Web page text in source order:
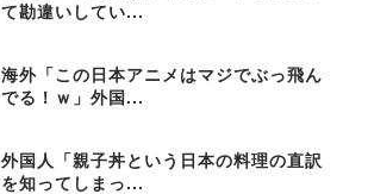
て勘違いしてい...
海外「この日本アニメはマジでぶっ飛ん
でる！ｗ」外国...
外国人「親子丼という日本の料理の直訳
を知ってしまっ...